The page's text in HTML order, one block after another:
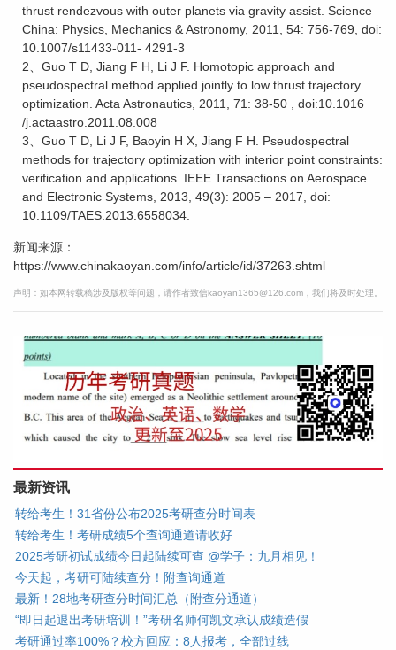
thrust rendezvous with outer planets via gravity assist. Science
China: Physics, Mechanics & Astronomy, 2011, 54: 756-769, doi:
10.1007/s11433-011- 4291-3
2、Guo T D, Jiang F H, Li J F. Homotopic approach and
pseudospectral method applied jointly to low thrust trajectory
optimization. Acta Astronautics, 2011, 71: 38-50 , doi:10.1016
/j.actaastro.2011.08.008
3、Guo T D, Li J F, Baoyin H X, Jiang F H. Pseudospectral
methods for trajectory optimization with interior point constraints:
verification and applications. IEEE Transactions on Aerospace
and Electronic Systems, 2013, 49(3): 2005 – 2017, doi:
10.1109/TAES.2013.6558034.
新闻来源：
https://www.chinakaoyan.com/info/article/id/37263.shtml
声明：如本网转载稿涉及版权等问题，请作者致信kaoyan1365@126.com，我们将及时处理。
最新资讯
转给考生！31省份公布2025考研查分时间表
转给考生！考研成绩5个查询通道请收好
2025考研初试成绩今日起陆续可查 @学子：九月相见！
今天起，考研可陆续查分！附查询通道
最新！28地考研查分时间汇总（附查分通道）
“即日起退出考研培训！”考研名师何凯文承认成绩造假
考研通过率100%？校方回应：8人报考，全部过线